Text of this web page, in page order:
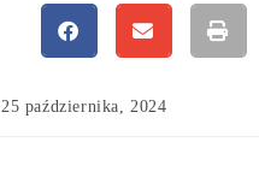
25 października, 2024